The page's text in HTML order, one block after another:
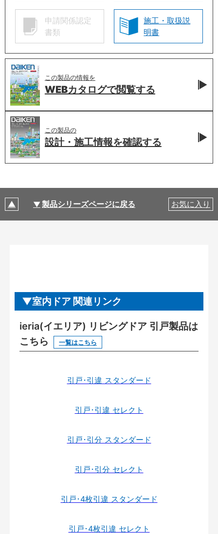
申請関係認定
書類
施工・取扱説
明書
この製品の情報を
WEBカタログで閲覧する
この製品の
設計・施工情報を確認する
製品シリーズページに戻る お気に入り
室内ドア 関連リンク
ieria(イエリア) リビングドア 引戸製品は
こちら
一覧はこちら
引戸･引違 スタンダード
引戸･引違 セレクト
引戸･引分 スタンダード
引戸･引分 セレクト
引戸･4枚引違 スタンダード
引戸･4枚引違 セレクト